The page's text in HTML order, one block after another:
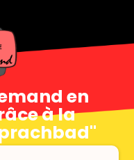
en
à la